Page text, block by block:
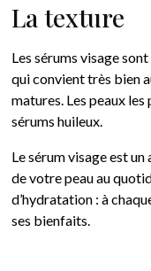
La texture
Les sérums visage
qui convient très bien
matures. Les peaux
sérums huileux.
Le sérum visage est
de votre peau au
d’hydratation : à
ses bienfaits.